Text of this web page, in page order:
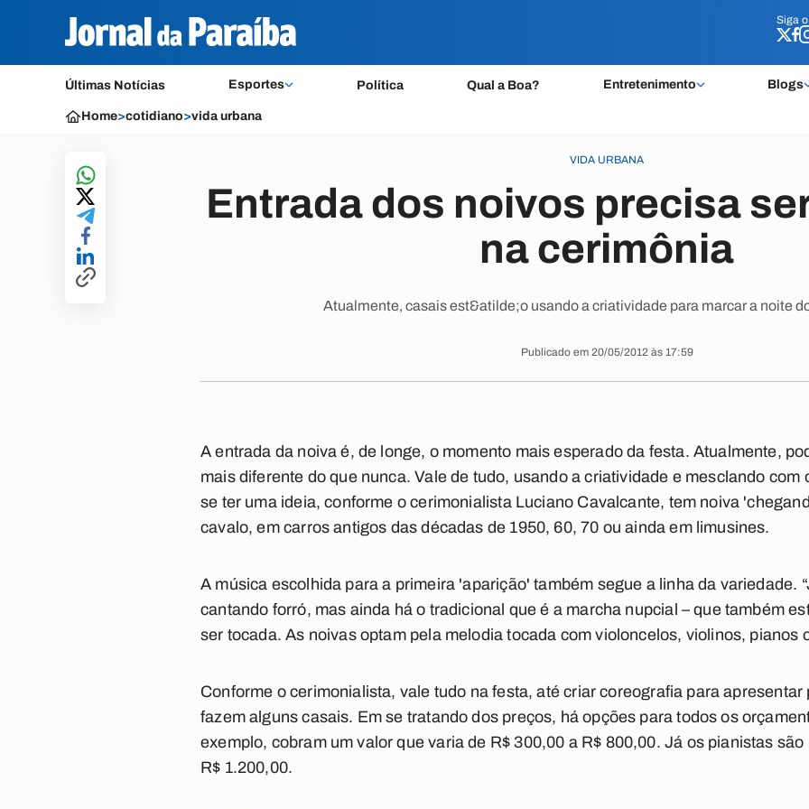
Siga o
Últimas Notícias Esportes Política Qual a Boa? Entretenimento Blogs
Siga o
Home>cotidiano>vida urbana
VIDA URBANA
Entrada dos noivos precisa
na cerimônia
Atualmente, casais est&atilde;o usando a criatividade para marcar a noite
Publicado em 20/05/2012 às 17:59
A entrada da noiva é, de longe, o momento mais esperado da festa. Atualmente,
mais diferente do que nunca. Vale de tudo, usando a criatividade e mesclando com
se ter uma ideia, conforme o cerimonialista Luciano Cavalcante, tem noiva
cavalo, em carros antigos das décadas de 1950, 60, 70 ou ainda em limusines.
A música escolhida para a primeira 'aparição' também segue a linha da variedade.
cantando forró, mas ainda há o tradicional que é a marcha nupcial – que também
ser tocada. As noivas optam pela melodia tocada com violoncelos, violinos, pianos
Conforme o cerimonialista, vale tudo na festa, até criar coreografia para apresentar
fazem alguns casais. Em se tratando dos preços, há opções para todos os
exemplo, cobram um valor que varia de R$ 300,00 a R$ 800,00. Já os pianistas
R$ 1.200,00.